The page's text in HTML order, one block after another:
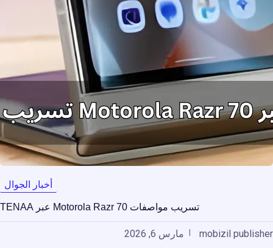
أخبار الجوال
تسريب مواصفات Motorola Razr 70 عبر TENAA
mobizil publisher
مارس 6, 2026